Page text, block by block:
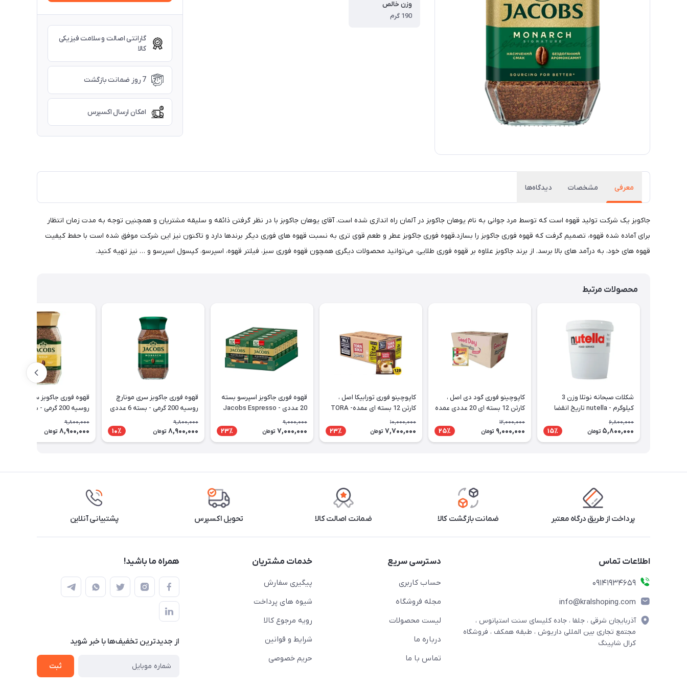
وزن خالص
190 گرم
گارانتی اصالت و سلامت فیزیکی
کالا
7 روز ضمانت بازگشت
امکان ارسال اکسپرس
معرفی مشخصات دیدگاه‌ها
جاکوبز یک شرکت تولید قهوه است که توسط مرد جوانی به نام یوهان جاکوبز در آلمان راه اندازی شده است. آقای یوهان جاکوبز با در نظر گرفتن ذائقه و سلیقه مشتریان و همچنین توجه به مدت زمان انتظار
برای آماده شده قهوه، تصمیم گرفت که قهوه فوری جاکوبز را بسازد.قهوه فوری جاکوبز عطر و طعم قوی تری به نسبت قهوه های فوری دیگر برندها دارد و تاکنون نیز این شرکت موفق شده است با حفط کیفیت
قهوه های خود، به درآمد های بالا برسد. از برند جاکوبز علاوه بر قهوه فوری طلایی، می‌توانید محصولات دیگری همچون قهوه فوری سبز، فیلتر قهوه، اسپرسو، کپسول اسپرسو و … نیز تهیه کنید.
محصولات مرتبط
شکلات صبحانه نوتلا وزن 3
کیلوگرم - nutella تاریخ انقضا
2027/06
6,800,000
5,800,000 تومان 15٪
کاپوچینو فوری گود دی اصل ،
کارتن 12 بسته ای 20 عددی عمده
12,000,000
9,000,000 تومان 25٪
کاپوچینو فوری تورابیکا اصل ،
کارتن 12 بسته ای عمده- TORA
BIKA Cappuccino
10,000,000
7,700,000 تومان 23٪
قهوه فوری جاکوبز اسپرسو بسته
20 عددی - Jacobs Espresso
9,000,000
7,000,000 تومان 23٪
قهوه فوری جاکوبز سری مونارچ
روسیه 200 گرمی - بسته 6 عددی
عمده - تاریخ انقضا 2027/10
9,800,000
8,900,000 تومان 10٪
قهوه فوری جاکوبز سری گلد
عمده - تاریخ انقضا 2027/12
9,800,000
8,900,000 تومان
پرداخت از طریق درگاه معتبر ضمانت بازگشت کالا ضمانت اصالت کالا تحویل اکسپرس پشتیبانی آنلاین
اطلاعات تماس
09141934659
info@kralshoping.com
آذربایجان شرقی ، جلفا ، جاده کلیسای سنت استپانوس ،
مجتمع تجاری بین المللی داریوش ، طبقه همکف ، فروشگاه
کرال شاپینگ
دسترسی سریع
حساب کاربری
مجله فروشگاه
لیست محصولات
درباره ما
تماس با ما
خدمات مشتریان
پیگیری سفارش
شیوه های پرداخت
رویه مرجوع کالا
شرایط و قوانین
حریم خصوصی
همراه ما باشید!
از جدید‌ترین تخفیف‌ها با‌ خبر شوید
ثبت